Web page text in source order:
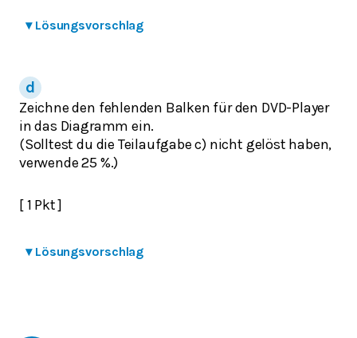
▾ Lösungsvorschlag
Zeichne den fehlenden Balken für den DVD-Player
in das Diagramm ein.
(Solltest du die Teilaufgabe c) nicht gelöst haben,
verwende 25 %.)
[ 1 Pkt ]
▾ Lösungsvorschlag